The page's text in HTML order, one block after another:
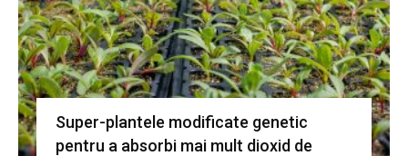
Super-plantele modificate genetic
pentru a absorbi mai mult dioxid de